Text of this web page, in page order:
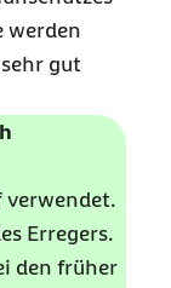
werden
gut
verwendet.
Erregers.
den früher